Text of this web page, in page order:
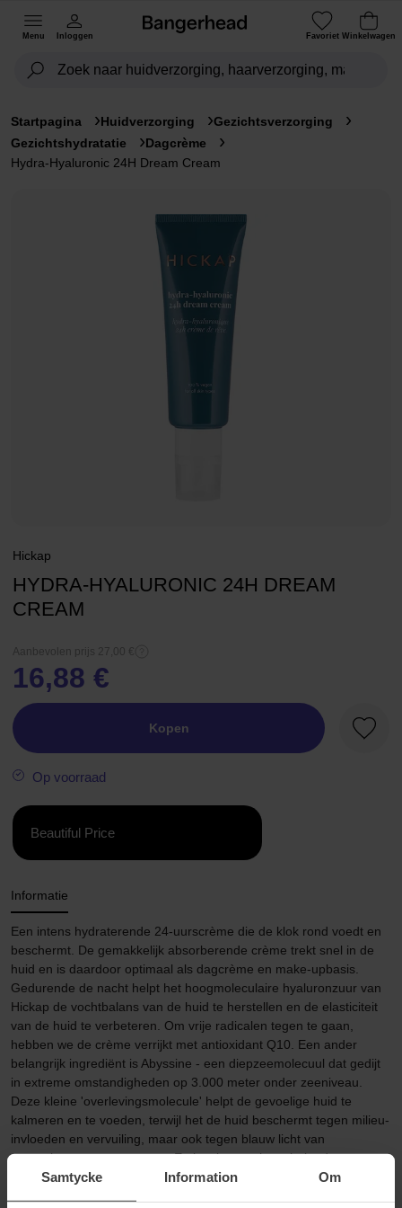
Samtycke Information Om
Menu Inloggen Favoriet Winkelwagen
Startpagina Huidverzorging
Gezichtsverzorging
Gezichtshydratatie
Dagcrème
Hydra-Hyaluronic 24H Dream Cream
Hickap
HYDRA-HYALURONIC 24H DREAM
CREAM
Aanbevolen prijs 27,00 €
16,88 €
Kopen
Op voorraad
Beautiful Price
Informatie
Een intens hydraterende 24-uurscrème die de klok rond voedt en
beschermt. De gemakkelijk absorberende crème trekt snel in de
huid en is daardoor optimaal als dagcrème en make-upbasis.
Gedurende de nacht helpt het hoogmoleculaire hyaluronzuur van
Hickap de vochtbalans van de huid te herstellen en de elasticiteit
van de huid te verbeteren. Om vrije radicalen tegen te gaan,
hebben we de crème verrijkt met antioxidant Q10. Een ander
belangrijk ingrediënt is Abyssine - een diepzeemolecuul dat gedijt
in extreme omstandigheden op 3.000 meter onder zeeniveau.
Deze kleine 'overlevingsmolecule' helpt de gevoelige huid te
kalmeren en te voeden, terwijl het de huid beschermt tegen milieu-
invloeden en vervuiling, maar ook tegen blauw licht van
smartphones en computers. En last but not least helpt deze
multifunctionele molecule onstabiele pH-waarden in balans te